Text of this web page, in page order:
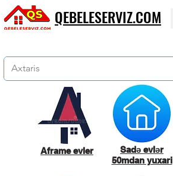
QEBELESERVIZ.COM
Aframe evler
Sadə evlər
50mdan yuxari